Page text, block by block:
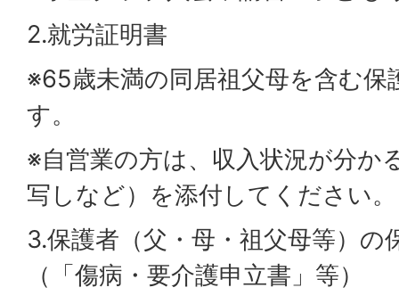
2.就労証明書
※65歳未満の同居祖父母を含む保
す。
※自営業の方は、収入状況が分か
写しなど）を添付してください。
3.保護者（父・母・祖父母等）の
（「傷病・要介護申立書」等）